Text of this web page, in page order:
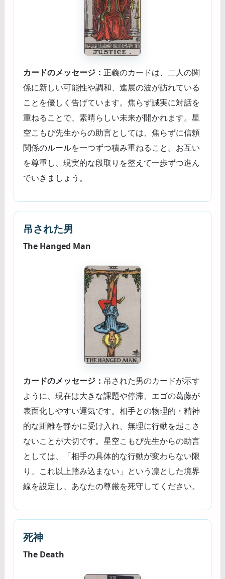
カードのメッセージ： 正義のカードは、二人の関
係に新しい可能性や調和、進展の波が訪れている
ことを優しく告げています。焦らず誠実に対話を
重ねることで、素晴らしい未来が開かれます。星
空こもぴ先生からの助言としては、焦らずに信頼
関係のルールを一つずつ積み重ねること。お互い
を尊重し、現実的な段取りを整えて一歩ずつ進ん
でいきましょう。
吊された男
The Hanged Man
カードのメッセージ： 吊された男のカードが示す
ように、現在は大きな課題や停滞、エゴの葛藤が
表面化しやすい運気です。相手との物理的・精神
的な距離を静かに受け入れ、無理に行動を起こさ
ないことが大切です。星空こもぴ先生からの助言
としては、「相手の具体的な行動が変わらない限
り、これ以上踏み込まない」という凛とした境界
線を設定し、あなたの尊厳を死守してください。
死神
The Death